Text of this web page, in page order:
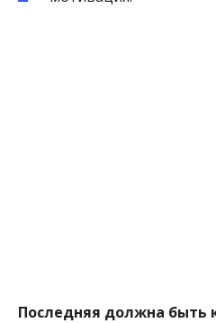
Последняя должна быть